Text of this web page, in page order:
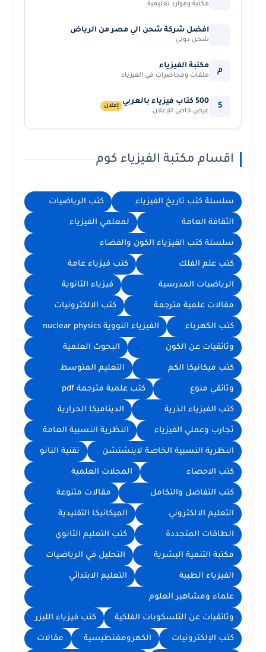
مكتبة وموارد تعليمية
افضل شركة شحن الي مصر من الرياض
شحن دولي
م مكتبة الفيزياء
ملفات ومحاضرات في الفيزياء
5 500 كتاب فيزياء بالعربي
عرض خاص للإعلان
إعلان
اقسام مكتبة الفيزياء كوم
سلسلة كتب تاريخ الفيزياء كتب الرياضيات
الثقافة العامة لمعلمي الفيزياء
سلسلة كتب الفيزياء الكون والفضاء
كتب علم الفلك كتب فيزياء عامة
الرياضيات المدرسية فيزياء الثانوية
مقالات علمية مترجمة كتب الالكترونيات
كتب الكهرباء الفيزياء النووية nuclear physics
وثائقيات عن الكون البحوث العلمية
كتب ميكانيكا الكم التعليم المتوسط
وثائقي منوع كتب علمية مترجمة pdf
كتب الفيزياء الذرية الديناميكا الحرارية
تجارب وعملي الفيزياء النظرية النسبية العامة
النظرية النسبية الخاصة لاينشتشن تقنية النانو
كتب الاحصاء المجلات العلمية
كتب التفاضل والتكامل مقالات متنوعة
التعليم الالكتروني الميكانيكا التقليدية
الطاقات المتجددة كتب التعليم الثانوي
مكتبة التنمية البشرية التحليل في الرياضيات
الفيزياء الطبية التعليم الابتدائي
علماء ومشاهير العلوم
وثائقيات عن التلسكوبات الفلكية كتب فيزياء الليزر
كتب الإلكترونيات الكهرومغنطيسية مقالات